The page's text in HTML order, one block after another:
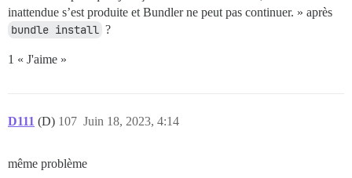
inattendue s’est produite et Bundler ne peut pas continuer. » après
bundle install ?
1 « J'aime »
D111 (D) Juin 18, 2023, 4:14
107
même problème